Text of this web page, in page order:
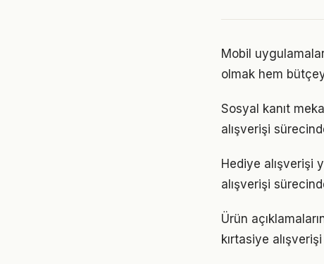
Mobil
olmak hem
Sosyal kanıt
alışverişi
Hediye alışverişi
alışverişi
Ürün
kırtasiye